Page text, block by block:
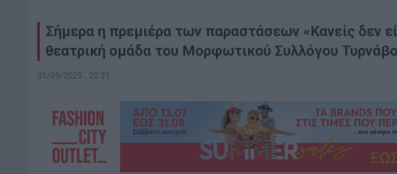
Σήμερα η πρεμιέρα των παραστάσεων «Κανείς δεν
θεατρική ομάδα του Μορφωτικού Συλλόγου
01/09/2025 , 20:31